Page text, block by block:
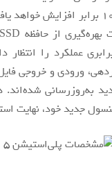
آن به میزان 10 برابر
ورودی و خروجی
جدید خود، نهایت